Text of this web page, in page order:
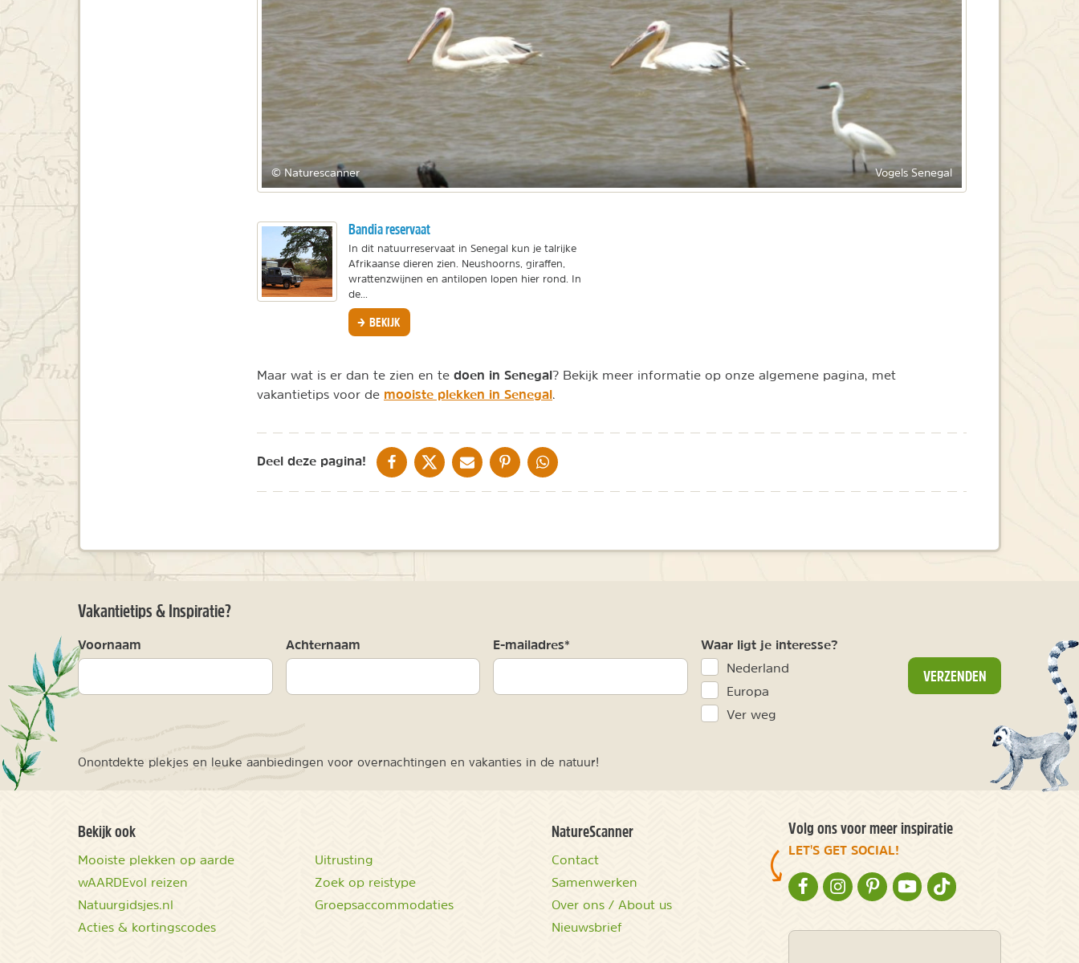
© Naturescanner Vogels Senegal
Bandia reservaat
In dit natuurreservaat in Senegal kun je talrijke
Afrikaanse dieren zien. Neushoorns, giraffen,
wrattenzwijnen en antilopen lopen hier rond. In
de...
BEKIJK
Maar wat is er dan te zien en te doen in Senegal? Bekijk meer informatie op onze algemene pagina, met
vakantietips voor de mooiste plekken in Senegal
Deel deze pagina! DELEN OP FACEBOOK
DELEN OP XDELEN VIA DE MAIL
DELEN OP PINTEREST
DELEN OP WHATSAPP
Vakantietips & Inspiratie?
Voornaam Achternaam E-mailadres* Waar ligt je interesse?
Nederland
Europa
Ver weg
VERZENDEN
Onontdekte plekjes en leuke aanbiedingen voor overnachtingen en vakanties in de natuur!
Bekijk ook
Mooiste plekken op aarde
wAARDEvol reizen
Natuurgidsjes.nl
Acties & kortingscodes
Uitrusting
Zoek op reistype
Groepsaccommodaties
NatureScanner
Contact
Samenwerken
Over ons / About us
Nieuwsbrief
Volg ons voor meer inspiratie
LET'S GET SOCIAL!
NATURESCANNER OP FACEBOOK
NATURESCANNER OP INSTAGRAM
NATURESCANNER OP PINTEREST
NATURESCANNER OP YOUTUBE
NATURESCANNER OP